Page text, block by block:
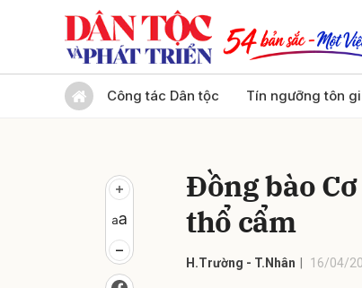
Công tác Dân tộc Tín ngưỡng tôn
Đồng bào
thổ cẩm
H.Trường - T.Nhân 16/04/